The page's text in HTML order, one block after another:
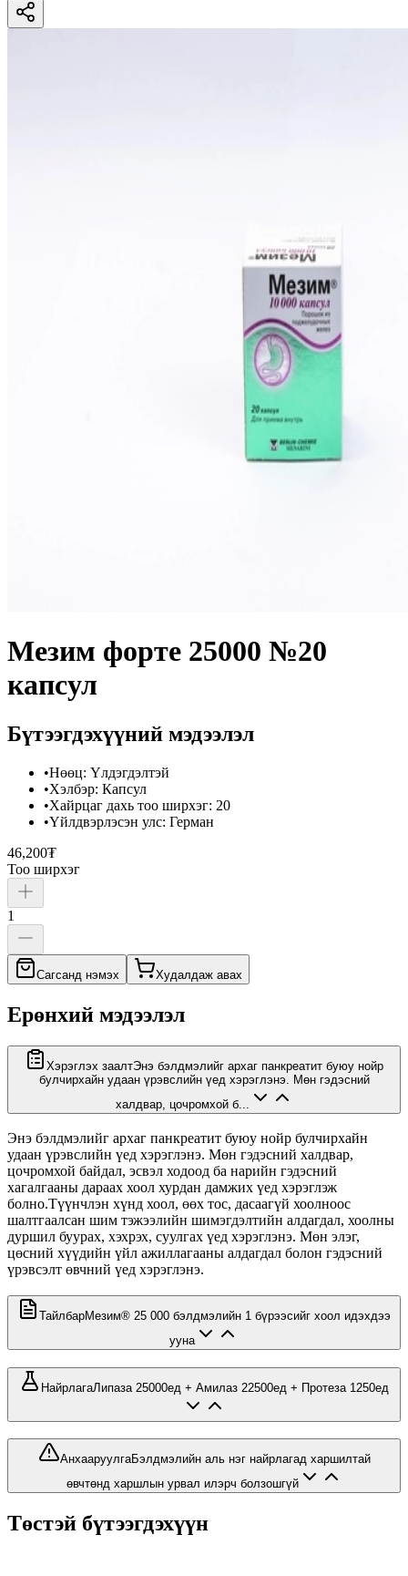
Мезим форте 25000 №20
капсул
Бүтээгдэхүүний мэдээлэл
•Нөөц: Үлдэгдэлтэй
•Хэлбэр: Капсул
•Хайрцаг дахь тоо ширхэг: 20
•Үйлдвэрлэсэн улс: Герман
46,200₮
Тоо ширхэг
1
Сагсанд нэмэх Худалдаж авах
Ерөнхий мэдээлэл
Хэрэглэх заалтЭнэ бэлдмэлийг архаг панкреатит буюу нойр
булчирхайн удаан үрэвслийн үед хэрэглэнэ. Мөн гэдэсний
халдвар, цочромхой б...
Энэ бэлдмэлийг архаг панкреатит буюу нойр булчирхайн
удаан үрэвслийн үед хэрэглэнэ. Мөн гэдэсний халдвар,
цочромхой байдал, эсвэл ходоод ба нарийн гэдэсний
хагалгааны дараах хоол хурдан дамжих үед хэрэглэж
болно.Түүнчлэн хүнд хоол, өөх тос, дасаагүй хоолноос
шалтгаалсан шим тэжээлийн шимэгдэлтийн алдагдал, хоолны
дуршил буурах, хэхрэх, суулгах үед хэрэглэнэ. Мөн элэг,
цөсний хүүдийн үйл ажиллагааны алдагдал болон гэдэсний
үрэвсэлт өвчний үед хэрэглэнэ.
ТайлбарМезим® 25 000 бэлдмэлийн 1 бүрээсийг хоол идэхдээ
ууна
НайрлагаЛипаза 25000ед + Амилаз 22500ед + Протеза 1250ед
АнхааруулгаБэлдмэлийн аль нэг найрлагад харшилтай
өвчтөнд харшлын урвал илэрч болзошгүй
Төстэй бүтээгдэхүүн